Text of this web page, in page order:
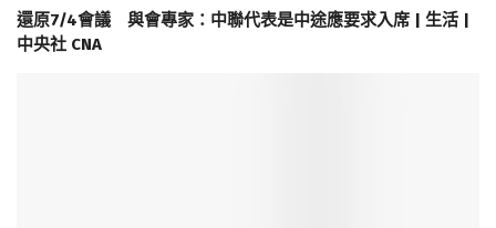
還原7/4會議 與會專家：中聯代表是中途應要求入席 | 生活 |
中央社 CNA